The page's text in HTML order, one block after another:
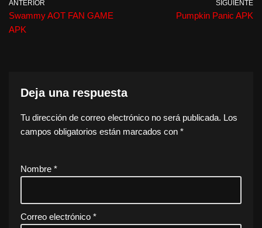
ANTERIOR
Swammy AOT FAN GAME
APK
SIGUIENTE
Pumpkin Panic APK
Deja una respuesta
Tu dirección de correo electrónico no será publicada. Los
campos obligatorios están marcados con *
Nombre *
Correo electrónico *